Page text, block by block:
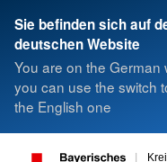
Sie befinden sich auf
deutschen Website
You are on the German
you can use the switch
the English one